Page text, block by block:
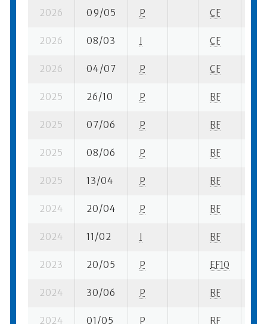
2026 09/05 P CF
2026 08/03 I CF
2026 04/07 P CF
2025 26/10 P RF
2025 07/06 P RF
2025 08/06 P RF
2025 13/04 P RF
2024 20/04 P RF
2024 11/02 I RF
2023 20/05 P EF10
2024 30/06 P RF
2024 01/05 P RF